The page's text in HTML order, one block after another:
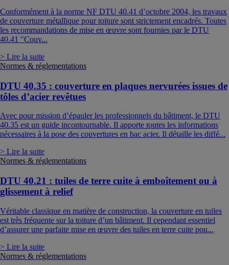
Conformément à la norme NF DTU 40.41 d’octobre 2004, les travaux
de couverture métallique pour toiture sont strictement encadrés. Toutes
les recommandations de mise en œuvre sont fournies par le DTU
40.41 "Couv...
> Lire la suite
Normes & réglementations
DTU 40.35 : couverture en plaques nervurées issues de
tôles d’acier revêtues
Avec pour mission d’épauler les professionnels du bâtiment, le DTU
40.35 est un guide incontournable. Il apporte toutes les informations
nécessaires à la pose des couvertures en bac acier. Il détaille les diffé...
> Lire la suite
Normes & réglementations
DTU 40.21 : tuiles de terre cuite à emboîtement ou à
glissement à relief
Véritable classique en matière de construction, la couverture en tuiles
est très fréquente sur la toiture d’un bâtiment. Il cependant essentiel
d’assurer une parfaite mise en œuvre des tuiles en terre cuite pou...
> Lire la suite
Normes & réglementations